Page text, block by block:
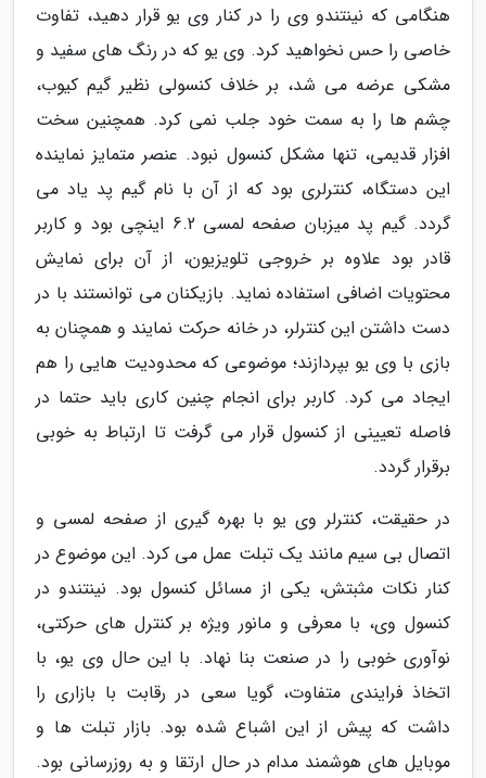
هنگامی که نینتندو وی را در کنار وی یو قرار دهید، تفاوت
خاصی را حس نخواهید کرد. وی یو که در رنگ های سفید و
مشکی عرضه می شد، بر خلاف کنسولی نظیر گیم کیوب،
چشم ها را به سمت خود جلب نمی کرد. همچنین سخت
افزار قدیمی، تنها مشکل کنسول نبود. عنصر متمایز نماینده
این دستگاه، کنترلری بود که از آن با نام گیم پد یاد می
گردد. گیم پد میزبان صفحه لمسی 6.2 اینچی بود و کاربر
قادر بود علاوه بر خروجی تلویزیون، از آن برای نمایش
محتویات اضافی استفاده نماید. بازیکنان می توانستند با در
دست داشتن این کنترلر، در خانه حرکت نمایند و همچنان به
بازی با وی یو بپردازند؛ موضوعی که محدودیت هایی را هم
ایجاد می کرد. کاربر برای انجام چنین کاری باید حتما در
فاصله تعیینی از کنسول قرار می گرفت تا ارتباط به خوبی
برقرار گردد.
در حقیقت، کنترلر وی یو با بهره گیری از صفحه لمسی و
اتصال بی سیم مانند یک تبلت عمل می کرد. این موضوع در
کنار نکات مثبتش، یکی از مسائل کنسول بود. نینتندو در
کنسول وی، با معرفی و مانور ویژه بر کنترل های حرکتی،
نوآوری خوبی را در صنعت بنا نهاد. با این حال وی یو، با
اتخاذ فرایندی متفاوت، گویا سعی در رقابت با بازاری را
داشت که پیش از این اشباع شده بود. بازار تبلت ها و
موبایل های هوشمند مدام در حال ارتقا و به روزرسانی بود.